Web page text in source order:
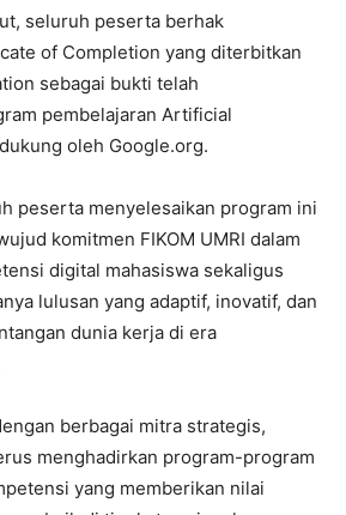
seluruh peserta berhak
of Completion yang diterbitkan
sebagai bukti telah
pembelajaran Artificial
oleh Google.org.
peserta menyelesaikan program ini
komitmen FIKOM UMRI dalam
digital mahasiswa sekaligus
lulusan yang adaptif, inovatif, dan
dunia kerja di era
berbagai mitra strategis,
menghadirkan program-program
yang memberikan nilai